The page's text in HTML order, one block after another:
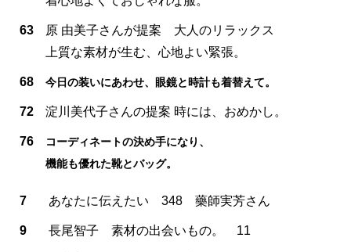
63
原 由美子さんが提案 大人のリラックス
上質な素材が生む、心地よい緊張。
68 今日の装いにあわせ、眼鏡と時計も着替えて。
72 淀川美代子さんの提案 時には、おめかし。
76
コーディネートの決め手になり、
機能も優れた靴とバッグ。
7 あなたに伝えたい 348 藥師実芳さん
9 長尾智子 素材の出会いもの。 11